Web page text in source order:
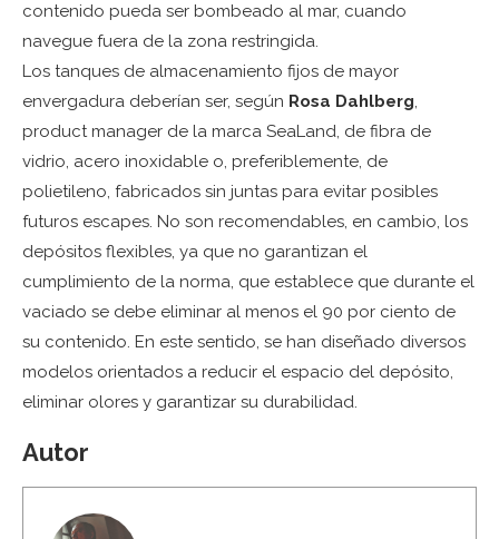
contenido pueda ser bombeado al mar, cuando
navegue fuera de la zona restringida.
Los tanques de almacenamiento fijos de mayor
envergadura deberían ser, según Rosa Dahlberg,
product manager de la marca SeaLand, de fibra de
vidrio, acero inoxidable o, preferiblemente, de
polietileno, fabricados sin juntas para evitar posibles
futuros escapes. No son recomendables, en cambio, los
depósitos flexibles, ya que no garantizan el
cumplimiento de la norma, que establece que durante el
vaciado se debe eliminar al menos el 90 por ciento de
su contenido. En este sentido, se han diseñado diversos
modelos orientados a reducir el espacio del depósito,
eliminar olores y garantizar su durabilidad.
Autor